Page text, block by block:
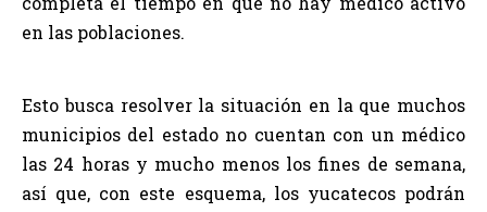
en las poblaciones.
Esto busca resolver la situación en la que muchos
municipios del estado no cuentan con un médico
las 24 horas y mucho menos los fines de semana,
así que, con este esquema, los yucatecos podrán